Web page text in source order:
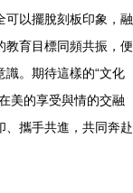
可以擺脫刻板印象，融
教育目標同頻共振，便
。期待這樣的“文化
美的享受與情的交融
攜手共進，共同奔赴